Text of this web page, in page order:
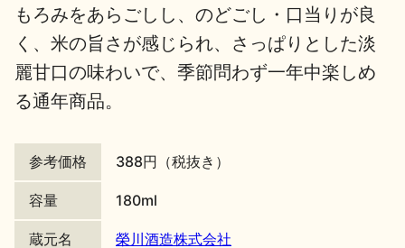
歳時記 地酒蔵元会検定
地酒川柳 地酒小説
もろみをあらごしし、のどごし・口当りが良
く、米の旨さが感じられ、さっぱりとした淡
麗甘口の味わいで、季節問わず一年中楽しめ
る通年商品。
参考価格 388円（税抜き）
容量 180ml
蔵元名 榮川酒造株式会社